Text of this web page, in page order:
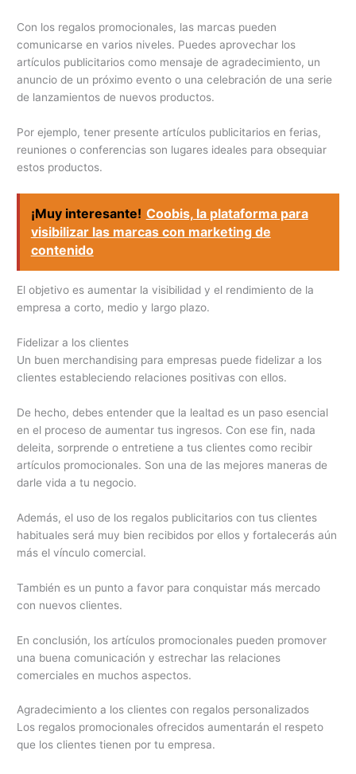
Con los regalos promocionales, las marcas pueden
comunicarse en varios niveles. Puedes aprovechar los
artículos publicitarios como mensaje de agradecimiento, un
anuncio de un próximo evento o una celebración de una serie
de lanzamientos de nuevos productos.
Por ejemplo, tener presente artículos publicitarios en ferias,
reuniones o conferencias son lugares ideales para obsequiar
estos productos.
¡Muy interesante! Coobis, la plataforma para
visibilizar las marcas con marketing de
contenido
El objetivo es aumentar la visibilidad y el rendimiento de la
empresa a corto, medio y largo plazo.
Fidelizar a los clientes
Un buen merchandising para empresas puede fidelizar a los
clientes estableciendo relaciones positivas con ellos.
De hecho, debes entender que la lealtad es un paso esencial
en el proceso de aumentar tus ingresos. Con ese fin, nada
deleita, sorprende o entretiene a tus clientes como recibir
artículos promocionales. Son una de las mejores maneras de
darle vida a tu negocio.
Además, el uso de los regalos publicitarios con tus clientes
habituales será muy bien recibidos por ellos y fortalecerás aún
más el vínculo comercial.
También es un punto a favor para conquistar más mercado
con nuevos clientes.
En conclusión, los artículos promocionales pueden promover
una buena comunicación y estrechar las relaciones
comerciales en muchos aspectos.
Agradecimiento a los clientes con regalos personalizados
Los regalos promocionales ofrecidos aumentarán el respeto
que los clientes tienen por tu empresa.